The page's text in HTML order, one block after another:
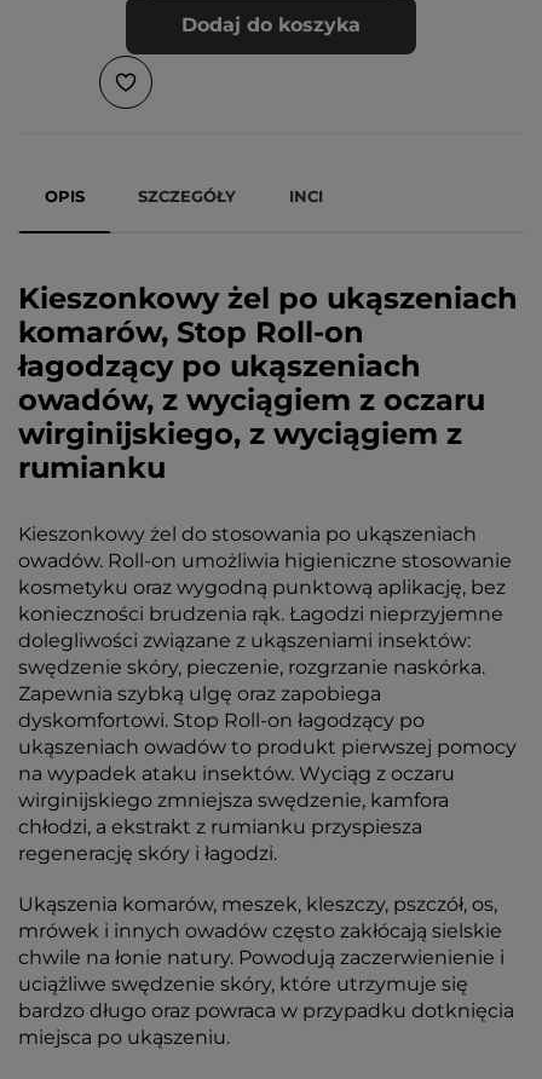
Dodaj do koszyka
OPIS SZCZEGÓŁY INCI
Kieszonkowy żel po ukąszeniach
komarów, Stop Roll-on
łagodzący po ukąszeniach
owadów, z wyciągiem z oczaru
wirginijskiego, z wyciągiem z
rumianku
Kieszonkowy żel do stosowania po ukąszeniach
owadów. Roll-on umożliwia higieniczne stosowanie
kosmetyku oraz wygodną punktową aplikację, bez
konieczności brudzenia rąk. Łagodzi nieprzyjemne
dolegliwości związane z ukąszeniami insektów:
swędzenie skóry, pieczenie, rozgrzanie naskórka.
Zapewnia szybką ulgę oraz zapobiega
dyskomfortowi. Stop Roll-on łagodzący po
ukąszeniach owadów to produkt pierwszej pomocy
na wypadek ataku insektów. Wyciąg z oczaru
wirginijskiego zmniejsza swędzenie, kamfora
chłodzi, a ekstrakt z rumianku przyspiesza
regenerację skóry i łagodzi.
Ukąszenia komarów, meszek, kleszczy, pszczół, os,
mrówek i innych owadów często zakłócają sielskie
chwile na łonie natury. Powodują zaczerwienienie i
uciążliwe swędzenie skóry, które utrzymuje się
bardzo długo oraz powraca w przypadku dotknięcia
miejsca po ukąszeniu.